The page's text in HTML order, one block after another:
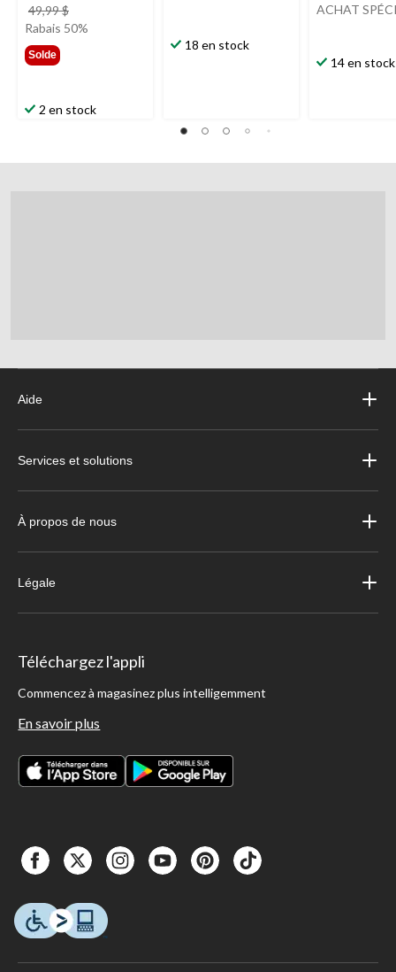
49,99 $
était
Rabais 50%
Solde
2 en stock
18 en stock
ACHAT
14 en stock
Aide
Services et solutions
À propos de nous
Légale
Téléchargez l'appli
Commencez à magasinez plus intelligemment
En savoir plus